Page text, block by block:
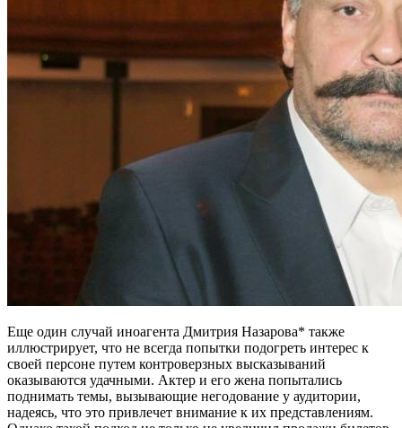
Еще один случай иноагента Дмитрия Назарова* также
иллюстрирует, что не всегда попытки подогреть интерес к
своей персоне путем контроверзных высказываний
оказываются удачными. Актер и его жена попытались
поднимать темы, вызывающие негодование у аудитории,
надеясь, что это привлечет внимание к их представлениям.